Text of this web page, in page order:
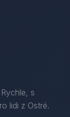
s
lidi z Ostré.